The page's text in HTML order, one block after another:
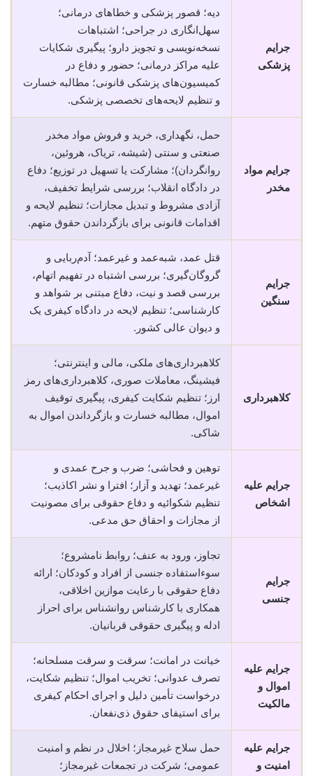
جرایم
پزشکی
دیه؛ قصور پزشکی و خطاهای درمانی؛
سهل‌انگاری در جراحی؛ اشتباهات
نسخه‌نویسی و تجویز دارو؛ پیگیری شکایات
علیه مراکز درمانی؛ حضور و دفاع در
کمیسیون‌های پزشکی قانونی؛ مطالبه خسارت
و تنظیم لایحه‌های تخصصی پزشکی.
جرایم مواد
مخدر
حمل، نگهداری، خرید و فروش مواد مخدر
صنعتی و سنتی (شیشه، تریاک، هروئین،
روانگردان)؛ مشارکت یا تسهیل در توزیع؛ دفاع
در دادگاه انقلاب؛ بررسی شرایط تخفیف،
آزادی مشروط و تبدیل مجازات؛ تنظیم لایحه و
اقدامات قانونی برای بازگرداندن حقوق متهم.
جرایم
سنگین
قتل عمد، شبه‌عمد و غیرعمد؛ آدم‌ربایی و
گروگان‌گیری؛ بررسی اشتباه در تفهیم اتهام،
بررسی قصد و نیت، دفاع مبتنی بر شواهد و
کارشناسی؛ تنظیم لایحه در دادگاه کیفری یک
و دیوان عالی کشور.
کلاهبرداری
کلاهبرداری‌های ملکی، مالی و اینترنتی؛
فیشینگ، معاملات صوری، کلاهبرداری‌های رمز
ارز؛ تنظیم شکایت کیفری، پیگیری توقیف
اموال، مطالبه خسارت و بازگرداندن اموال به
شاکی.
جرایم علیه
اشخاص
توهین و فحاشی؛ ضرب و جرح عمدی و
غیرعمد؛ تهدید و آزار؛ افترا و نشر اکاذیب؛
تنظیم شکوائیه و دفاع حقوقی برای مصونیت
از مجازات و احقاق حق مدعی.
جرایم
جنسی
تجاوز، ورود به عنف؛ روابط نامشروع؛
سوءاستفاده جنسی از افراد و کودکان؛ ارائه
دفاع حقوقی با رعایت موازین اخلاقی،
همکاری با کارشناس روانشناس برای احراز
ادله و پیگیری حقوقی قربانیان.
جرایم علیه
اموال و
مالکیت
خیانت در امانت؛ سرقت و سرقت مسلحانه؛
تصرف عدوانی؛ تخریب اموال؛ تنظیم شکایت،
درخواست تأمین دلیل و اجرای احکام کیفری
برای استیفای حقوق ذی‌نفعان.
جرایم علیه
امنیت و
حمل سلاح غیرمجاز؛ اخلال در نظم و امنیت
عمومی؛ شرکت در تجمعات غیرمجاز؛